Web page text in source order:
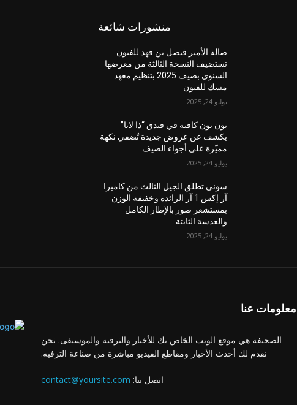
منشورات شائعة
صالة الأمير فيصل بن فهد للفنون
تستضيف النسخة الثالثة من معرضها
السنوي بصيف 2025 بتنظيم معهد
مسك للفنون
يوليو 24, 2025
بون بون كافيه في فندق “ذا لانا”
يكشف عن عروض جديدة تُضفي نكهة
مميّزة على أجواء الصيف
يوليو 24, 2025
سوني تطلق الجيل الثالث من كاميرا
آر إكس 1 آر الرائدة وخفيفة الوزن
بمستشعر صور بالإطار الكامل
والعدسة الثابتة
يوليو 24, 2025
معلومات عنا
الصحيفة هي موقع الويب الخاص بك للأخبار والترفيه والموسيقى. نحن
نقدم لك أحدث الأخبار ومقاطع الفيديو مباشرة من صناعة الترفيه.
اتصل بنا: contact@yoursite.com